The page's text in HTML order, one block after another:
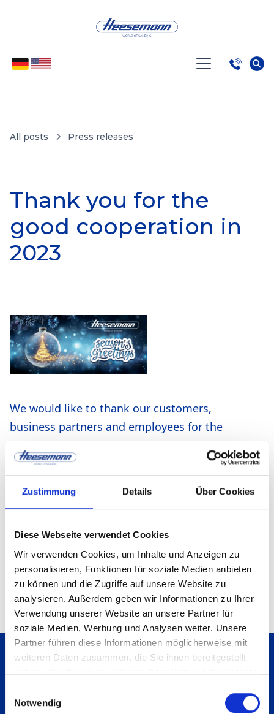
Zustimmung Details Über Cookies
Diese Webseite verwendet Cookies
Wir verwenden Cookies, um Inhalte und Anzeigen zu
personalisieren, Funktionen für soziale Medien anbieten
zu können und die Zugriffe auf unsere Website zu
analysieren. Außerdem geben wir Informationen zu Ihrer
Verwendung unserer Website an unsere Partner für
soziale Medien, Werbung und Analysen weiter. Unsere
Partner führen diese Informationen möglicherweise mit
weiteren Daten zusammen, die Sie ihnen bereitgestellt
haben oder die sie im Rahmen Ihrer Nutzung der Dienste
Notwendig
All posts Press releases
Thank you for the
good cooperation in
2023
We would like to thank our customers,
business partners and employees for the
good and trusting cooperation in 2023.
Enjoy the coming Christmas holidays with
year with enthusiasm!
Your team from Karl Heesemann